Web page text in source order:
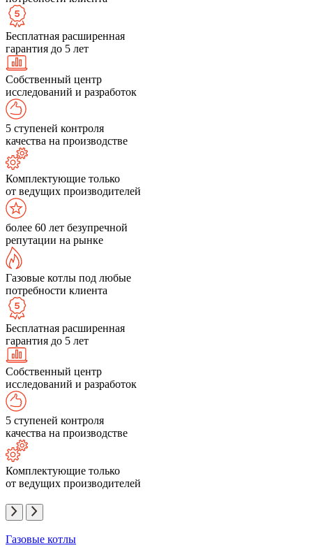
Бесплатная расширенная
гарантия до 5 лет
Собственный центр
исследований и разработок
5 ступеней контроля
качества на производстве
Комплектующие только
от ведущих производителей
более 60 лет безупречной
репутации на рынке
Газовые котлы под любые
потребности клиента
Бесплатная расширенная
гарантия до 5 лет
Собственный центр
исследований и разработок
5 ступеней контроля
качества на производстве
Комплектующие только
от ведущих производителей
Газовые котлы